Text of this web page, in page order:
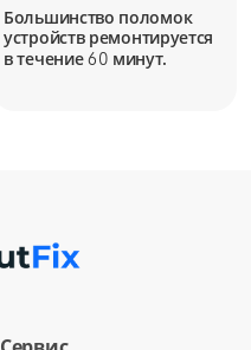
Большинство поломок
устройств ремонтируется
в течение60 минут.